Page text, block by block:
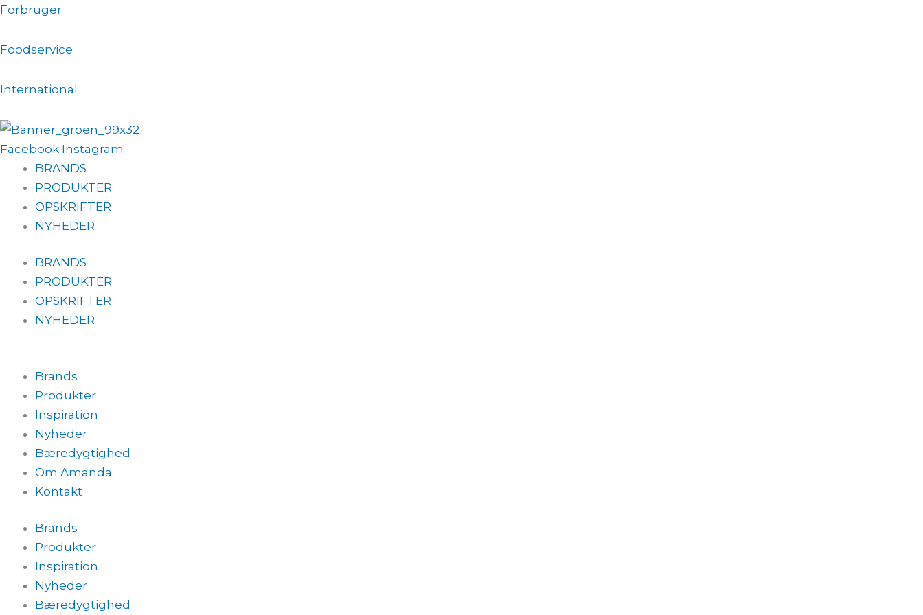
Gå
indholdet
Forbruger
Foodservice
International
Facebook Instagram
BRANDS
PRODUKTER
OPSKRIFTER
NYHEDER
BRANDS
PRODUKTER
OPSKRIFTER
NYHEDER
Brands
Produkter
Inspiration
Nyheder
Bæredygtighed
Om Amanda
Kontakt
Brands
Produkter
Inspiration
Nyheder
Bæredygtighed